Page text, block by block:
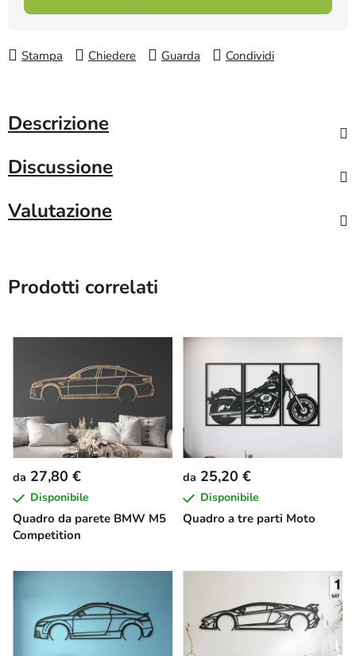
Stampa Chiedere Guarda Condividi
Descrizione
Discussione
Valutazione
Prodotti correlati
Quadro da parete BMW M5
Competition
da 27,80 €
Disponibile
Quadro a tre parti Moto
da 25,20 €
Disponibile